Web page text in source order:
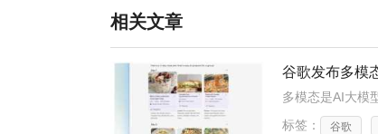
相关文章
谷歌发布多模
多模态是AI大模
标签：
谷歌